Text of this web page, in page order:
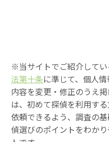
※当サイトでご紹介して
法第十条に準じて、個人
内容を変更・修正のうえ
は、初めて探偵を利用す
依頼できるよう、調査の
偵選びのポイントをわか